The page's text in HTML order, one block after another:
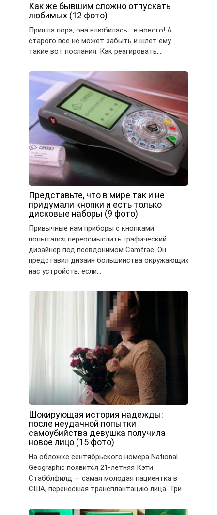
Как же бывшим сложно отпускать
любимых (12 фото)
Пришла пора, она влюбилась… в нового! А
старого все не может забыть и шлет ему
такие вот послания. Как реагировать,…
Представьте, что в мире так и не
придумали кнопки и есть только
дисковые наборы (9 фото)
Привычные нам приборы с кнопками
попытался переосмыслить графический
дизайнер под псевдонимом Camfrae. Он
представил дизайн большинства окружающих
нас устройств, если…
Шокирующая история надежды:
после неудачной попытки
самоубийства девушка получила
новое лицо (15 фото)
На обложке сентябрьского номера National
Geographic появится 21-летняя Кэти
Стабблфилд — самая молодая пациентка в
США, перенесшая трансплантацию лица. Три…